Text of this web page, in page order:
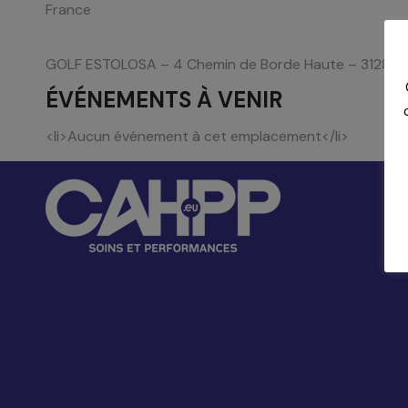
France
GOLF ESTOLOSA – 4 Chemin de Borde Haute – 31280
ÉVÉNEMENTS À VENIR
<li>Aucun événement à cet emplacement</li>